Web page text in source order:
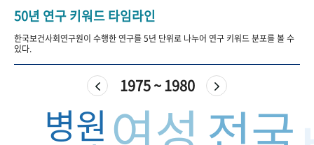
VR 역사관
50년 연구 키워드 타임라인
한국보건사회연구원이 수행한 연구를 5년 단위로 나누어 연구 키워드 분포를 볼 수
있다.
1975 ~ 1980
여성
병원